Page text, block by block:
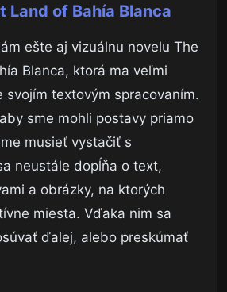
Land of Bahía Blanca
ešte aj vizuálnu novelu The
Blanca, ktorá ma veľmi
svojím textovým spracovaním.
sme mohli postavy priamo
musieť vystačiť s
neustále dopĺňa o text,
a obrázky, na ktorých
miesta. Vďaka nim sa
ďalej, alebo preskúmať